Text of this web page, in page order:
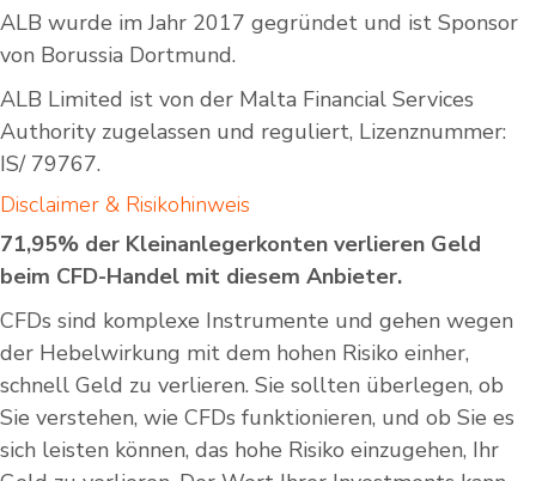
ALB wurde im Jahr 2017 gegründet und ist Sponsor
von Borussia Dortmund.
ALB Limited ist von der Malta Financial Services
Authority zugelassen und reguliert, Lizenznummer:
IS/ 79767.
Disclaimer & Risikohinweis
71,95% der Kleinanlegerkonten verlieren Geld
beim CFD-Handel mit diesem Anbieter.
CFDs sind komplexe Instrumente und gehen wegen
der Hebelwirkung mit dem hohen Risiko einher,
schnell Geld zu verlieren. Sie sollten überlegen, ob
Sie verstehen, wie CFDs funktionieren, und ob Sie es
sich leisten können, das hohe Risiko einzugehen, Ihr